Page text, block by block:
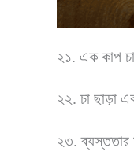
২১. এক কাপ
২২. চা ছাড়া
২৩. ব্যস্ততার